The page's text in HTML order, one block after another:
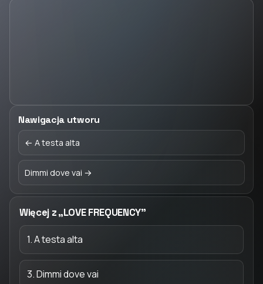
Nawigacja utworu
← A testa alta
Dimmi dove vai →
Więcej z „LOVE FREQUENCY”
1. A testa alta
3. Dimmi dove vai